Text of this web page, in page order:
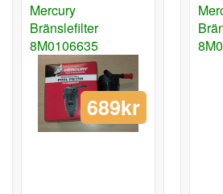
Mercury
Bränslefilter
8M0106635
689kr